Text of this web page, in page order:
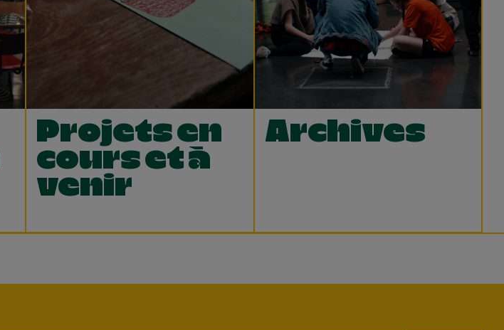
Projets en
cours et à
venir
Archives